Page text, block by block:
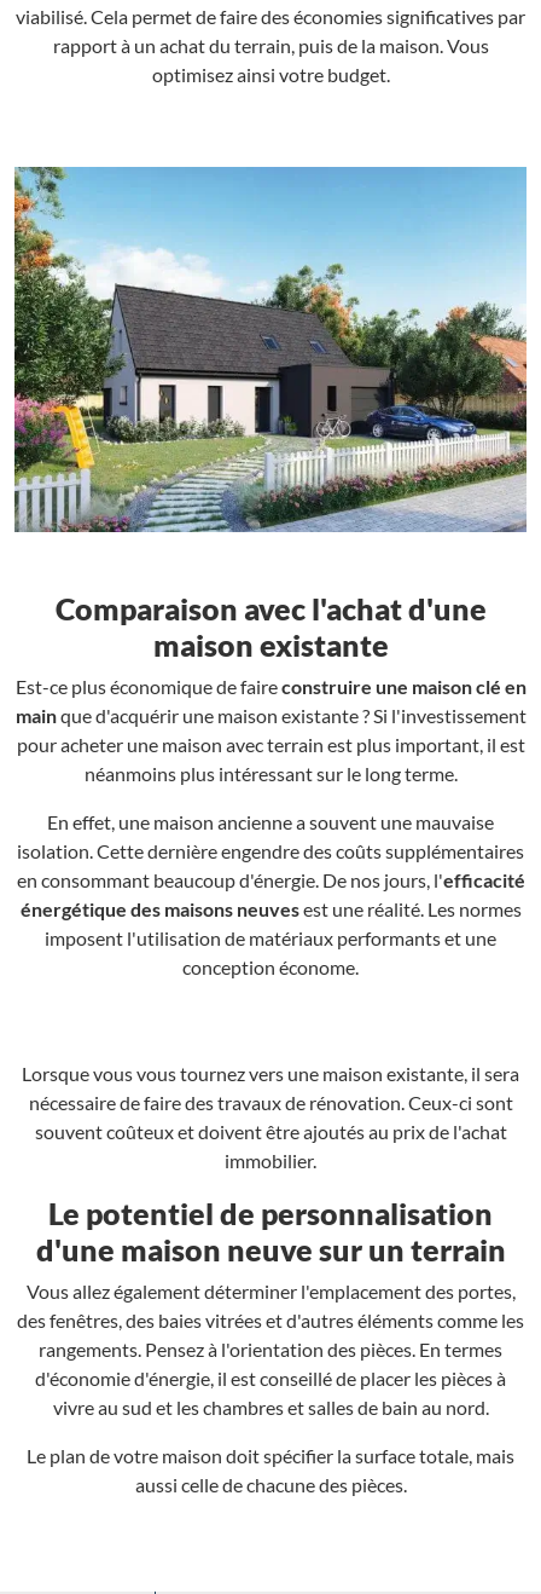
viabilisé. Cela permet de faire des économies significatives par
rapport à un achat du terrain, puis de la maison. Vous
optimisez ainsi votre budget.
Comparaison avec l'achat d'une
maison existante
Est-ce plus économique de faireconstruire une maison clé en
mainque d'acquérir une maison existante ? Si l'investissement
pour acheter une maison avec terrain est plus important, il est
néanmoins plus intéressant sur le long terme.
En effet, une maison ancienne a souvent une mauvaise
isolation. Cette dernière engendre des coûts supplémentaires
en consommant beaucoup d'énergie. De nos jours, l'efficacité
énergétique des maisons neuvesest une réalité. Les normes
imposent l'utilisation de matériaux performants et une
conception économe.
Lorsque vous vous tournez vers une maison existante, il sera
nécessaire de faire des travaux de rénovation. Ceux-ci sont
souvent coûteux et doivent être ajoutés au prix de l'achat
immobilier.
Le potentiel de personnalisation
d'une maison neuve sur un terrain
Vous allez également déterminer l'emplacement des portes,
des fenêtres, des baies vitrées et d'autres éléments comme les
rangements. Pensez à l'orientation des pièces. En termes
d'économie d'énergie, il est conseillé de placer les pièces à
vivre au sud et les chambres et salles de bain au nord.
Le plan de votre maison doit spécifier la surface totale, mais
aussi celle de chacune des pièces.